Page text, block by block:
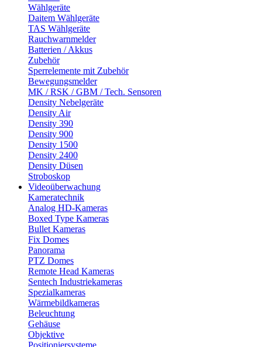
Wählgeräte
Daitem Wählgeräte
TAS Wählgeräte
Rauchwarnmelder
Batterien / Akkus
Zubehör
Sperrelemente mit Zubehör
Bewegungsmelder
MK / RSK / GBM / Tech. Sensoren
Density Nebelgeräte
Density Air
Density 390
Density 900
Density 1500
Density 2400
Density Düsen
Stroboskop
Videoüberwachung
Kameratechnik
Analog HD-Kameras
Boxed Type Kameras
Bullet Kameras
Fix Domes
Panorama
PTZ Domes
Remote Head Kameras
Sentech Industriekameras
Spezialkameras
Wärmebildkameras
Beleuchtung
Gehäuse
Objektive
Positioniersysteme